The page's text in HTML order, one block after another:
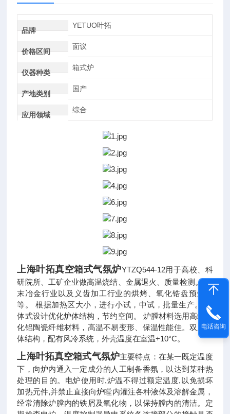
品牌
YETUO叶拓
价格区间
面议
仪器种类
箱式炉
产地类别
国产
应用领域
综合
上海叶拓真空箱式气氛炉YTZQ544-12用于高校、科
研院所、工矿企业做高温烧结、金属退火、质量检测。 粉
末冶金行业以及义齿加工行业的烘烤、氧化锆盘预烧结
等。 根据加热区大小，进行小试，中试，批量生产。 一
体式设计优化炉体结构，节约空间。 炉膛材料选用高纯氧
化铝陶瓷纤维材料，高温不易变形、保温性能佳。双层壳
体结构，配有风冷系统，外壳温度在室温+10°C。
上海叶拓真空箱式气氛炉主要特点： 在某一既定温度
下，向炉内通入一定成分的人工制备香氛，以达到某种热
处理的目的。 电炉使用时,炉温不得过额定温度,以免损坏
加热元件,并禁止直接向炉瞠内灌注各种液体及溶解金属，
经常清除炉膛内的铁屑及氧化物，以保持膛内的清洁。定
电话咨询